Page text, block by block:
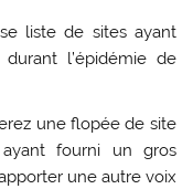
liste de sites ayant
l’épidémie de
une flopée de site
ayant fourni un gros
une autre voix